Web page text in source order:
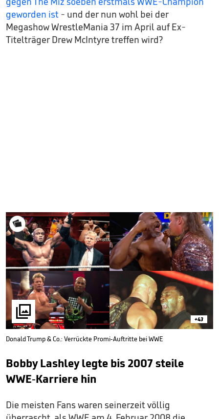
geworden ist - und der nun wohl bei der
Megashow WrestleMania 37 im April auf Ex-
Titelträger Drew McIntyre treffen wird?
 +43
Donald Trump & Co.: Verrückte Promi-Auftritte bei WWE
Bobby Lashley legte bis 2007 steile
WWE-Karriere hin
Die meisten Fans waren seinerzeit völlig